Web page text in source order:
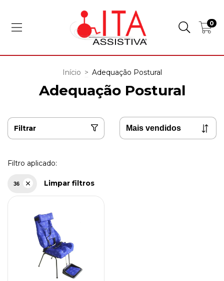
0
Início > Adequação Postural
Adequação Postural
Filtrar
Filtro aplicado:
36 Limpar filtros